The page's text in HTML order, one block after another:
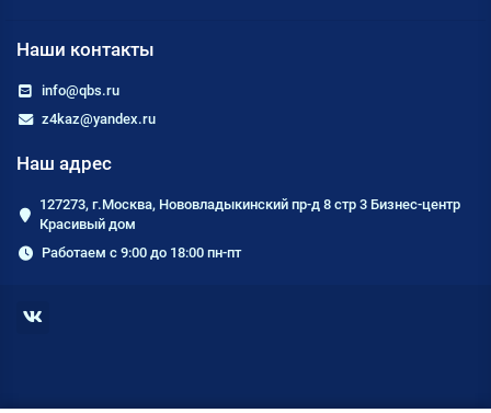
Наши контакты
info@qbs.ru
z4kaz@yandex.ru
Наш адрес
127273, г.Москва, Нововладыкинский пр-д 8 стр 3 Бизнес-центр
Красивый дом
Работаем с 9:00 до 18:00 пн-пт